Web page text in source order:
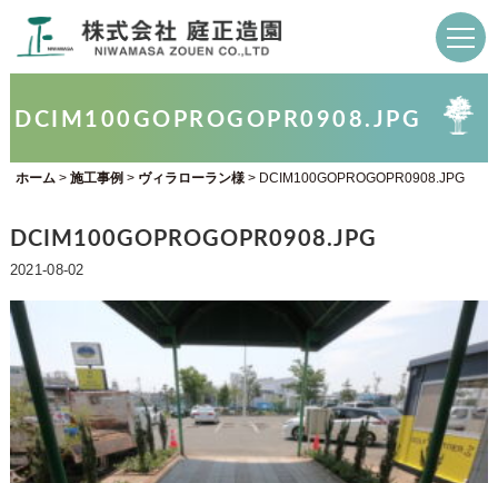
DCIM100GOPROGOPR0908.JPG
ホーム> 施工事例 > ヴィラローラン様> DCIM100GOPROGOPR0908.JPG
DCIM100GOPROGOPR0908.JPG
2021-08-02